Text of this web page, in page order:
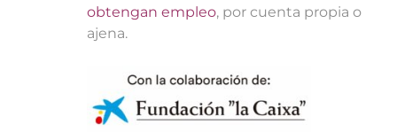
obtengan empleo, por cuenta propia o
ajena.